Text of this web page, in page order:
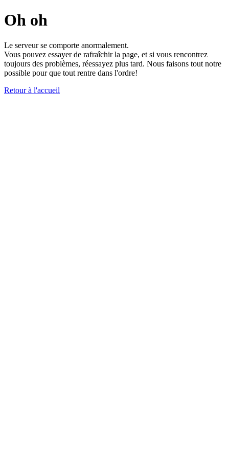
Oh oh
Le serveur se comporte anormalement.
Vous pouvez essayer de rafraîchir la page, et si vous rencontrez
toujours des problèmes, réessayez plus tard. Nous faisons tout notre
possible pour que tout rentre dans l'ordre!
Retour à l'accueil